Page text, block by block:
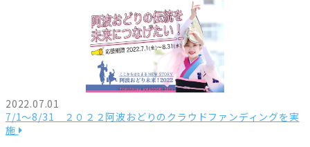
2022.07.01
7/1～8/31 ２０２２阿波おどりのクラウドファンディングを実
施